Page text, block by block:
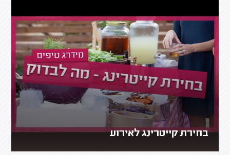
בחירת קייטרינג לאירוע